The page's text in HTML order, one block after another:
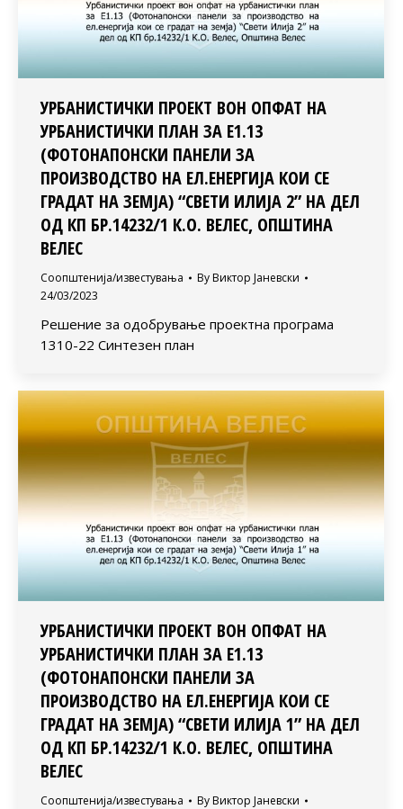
УРБАНИСТИЧКИ ПРОЕКТ ВОН ОПФАТ НА
УРБАНИСТИЧКИ ПЛАН ЗА Е1.13
(ФОТОНАПОНСКИ ПАНЕЛИ ЗА
ПРОИЗВОДСТВО НА ЕЛ.ЕНЕРГИЈА КОИ СЕ
ГРАДАТ НА ЗЕМЈА) “СВЕТИ ИЛИЈА 2” НА ДЕЛ
ОД КП БР.14232/1 К.О. ВЕЛЕС, ОПШТИНА
ВЕЛЕС
Соопштенија/известувања By Виктор Јаневски
24/03/2023
Решение за одобрување проектна програма
1310-22 Синтезен план
УРБАНИСТИЧКИ ПРОЕКТ ВОН ОПФАТ НА
УРБАНИСТИЧКИ ПЛАН ЗА Е1.13
(ФОТОНАПОНСКИ ПАНЕЛИ ЗА
ПРОИЗВОДСТВО НА ЕЛ.ЕНЕРГИЈА КОИ СЕ
ГРАДАТ НА ЗЕМЈА) “СВЕТИ ИЛИЈА 1” НА ДЕЛ
ОД КП БР.14232/1 К.О. ВЕЛЕС, ОПШТИНА
ВЕЛЕС
Соопштенија/известувања By Виктор Јаневски